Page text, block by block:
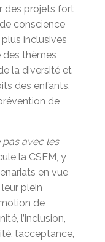
des projets fort
conscience
inclusives
des thèmes
la diversité et
des enfants,
de
pas avec les
la CSEM, y
en vue
plein
de
l’inclusion,
l’acceptance,